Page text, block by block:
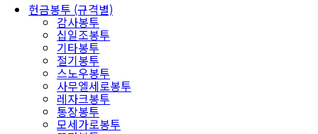
헌금봉투 (규격별)
감사봉투
십일조봉투
기타봉투
절기봉투
스노우봉투
사무엘세로봉투
레자크봉투
통장봉투
모세가로봉투